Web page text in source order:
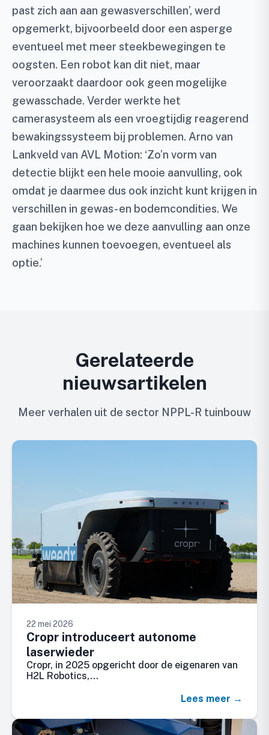
past zich aan aan gewasverschillen’, werd
opgemerkt, bijvoorbeeld door een asperge
eventueel met meer steekbewegingen te
oogsten. Een robot kan dit niet, maar
veroorzaakt daardoor ook geen mogelijke
gewasschade. Verder werkte het
camerasysteem als een vroegtijdig reagerend
bewakingssysteem bij problemen. Arno van
Lankveld van AVL Motion: ‘Zo’n vorm van
detectie blijkt een hele mooie aanvulling, ook
omdat je daarmee dus ook inzicht kunt krijgen in
verschillen in gewas- en bodemcondities. We
gaan bekijken hoe we deze aanvulling aan onze
machines kunnen toevoegen, eventueel als
optie.’
Gerelateerde
nieuwsartikelen
Meer verhalen uit de sector NPPL-R tuinbouw
22 mei 2026
Cropr introduceert autonome
laserwieder
Cropr, in 2025 opgericht door de eigenaren van
H2L Robotics,…
Lees meer →